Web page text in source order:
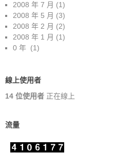
2008 年 7 月 (1)
2008 年 5 月 (3)
2008 年 2 月 (2)
2008 年 1 月 (1)
0 年 (1)
線上使用者
14 位使用者 正在線上
流量